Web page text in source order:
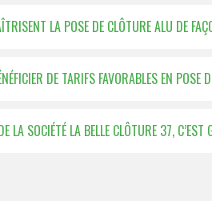
LA POSE DE CLÔTURE ALU DE
DE TARIFS FAVORABLES EN POSE
SOCIÉTÉ LA BELLE CLÔTURE 37, C’EST